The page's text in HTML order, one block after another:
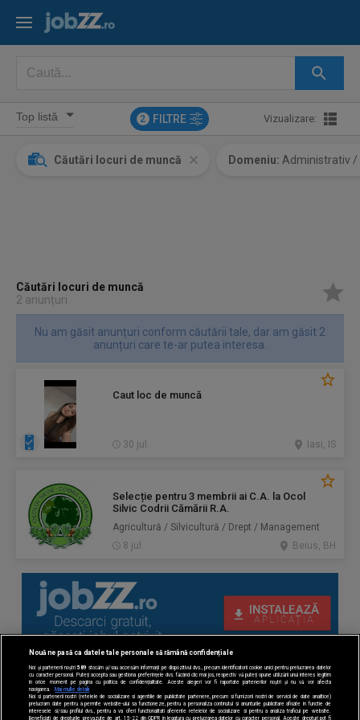
2 FILTRE Vizualizare:
Căutări locuri de muncă Domeniu: Administrativ /
Căutări locuri de muncă
2 anunțuri
Nu am găsit anunțuri conform căutării tale, dar am găsit 2
anunțuri care te-ar putea interesa.
Caut loc de muncă
30 jul. Iasi, IS
Selecție pentru 3 membrii ai C.A. la Ocol
Silvic Codrii Cămării R.A.
Agricultură / Silvicultură / Drept / Management
8 jul.
Beius, BH
Nouă ne pasă ca datele tale personale să rămână confidențiale
Noi și partenerii noștri 589 stocăm și/sau accesăm informații pe dispozitivul dvs., precum identificatorii cookie unici pentru prelucrarea datelor
cu caracter personal. Puteți accepta sau gestiona preferințele dvs. făcând clic mai jos, respectiv vă puteți opune utilizării unui interes legitim
în orice moment pe pagina cu politica de confidențialitate. Aceste alegeri vor fi raportate partenerilor noștri și nu vă vor afecta
navigarea.
Mai multe detalii
Noi si partenerii nostri (retelele de socializare si agentiile de publicitate partenere, precum si furnizorii nostri de servicii de date analitice)
prelucram date pentru a permite website-ului sa functioneze, pentru a personaliza continutul si anunturile publicitare afisate in functie de
interesele si/sau profilul dvs., pentru a va oferi functionalitati aferente retelelor de socializare si pentru a analiza traficul pe website.
Beneficiati de drepturile prevazute de art. 15-22 din GDPR in legatura cu prelucrarea datelor cu caracter personal. Aceste drepturi pot fi